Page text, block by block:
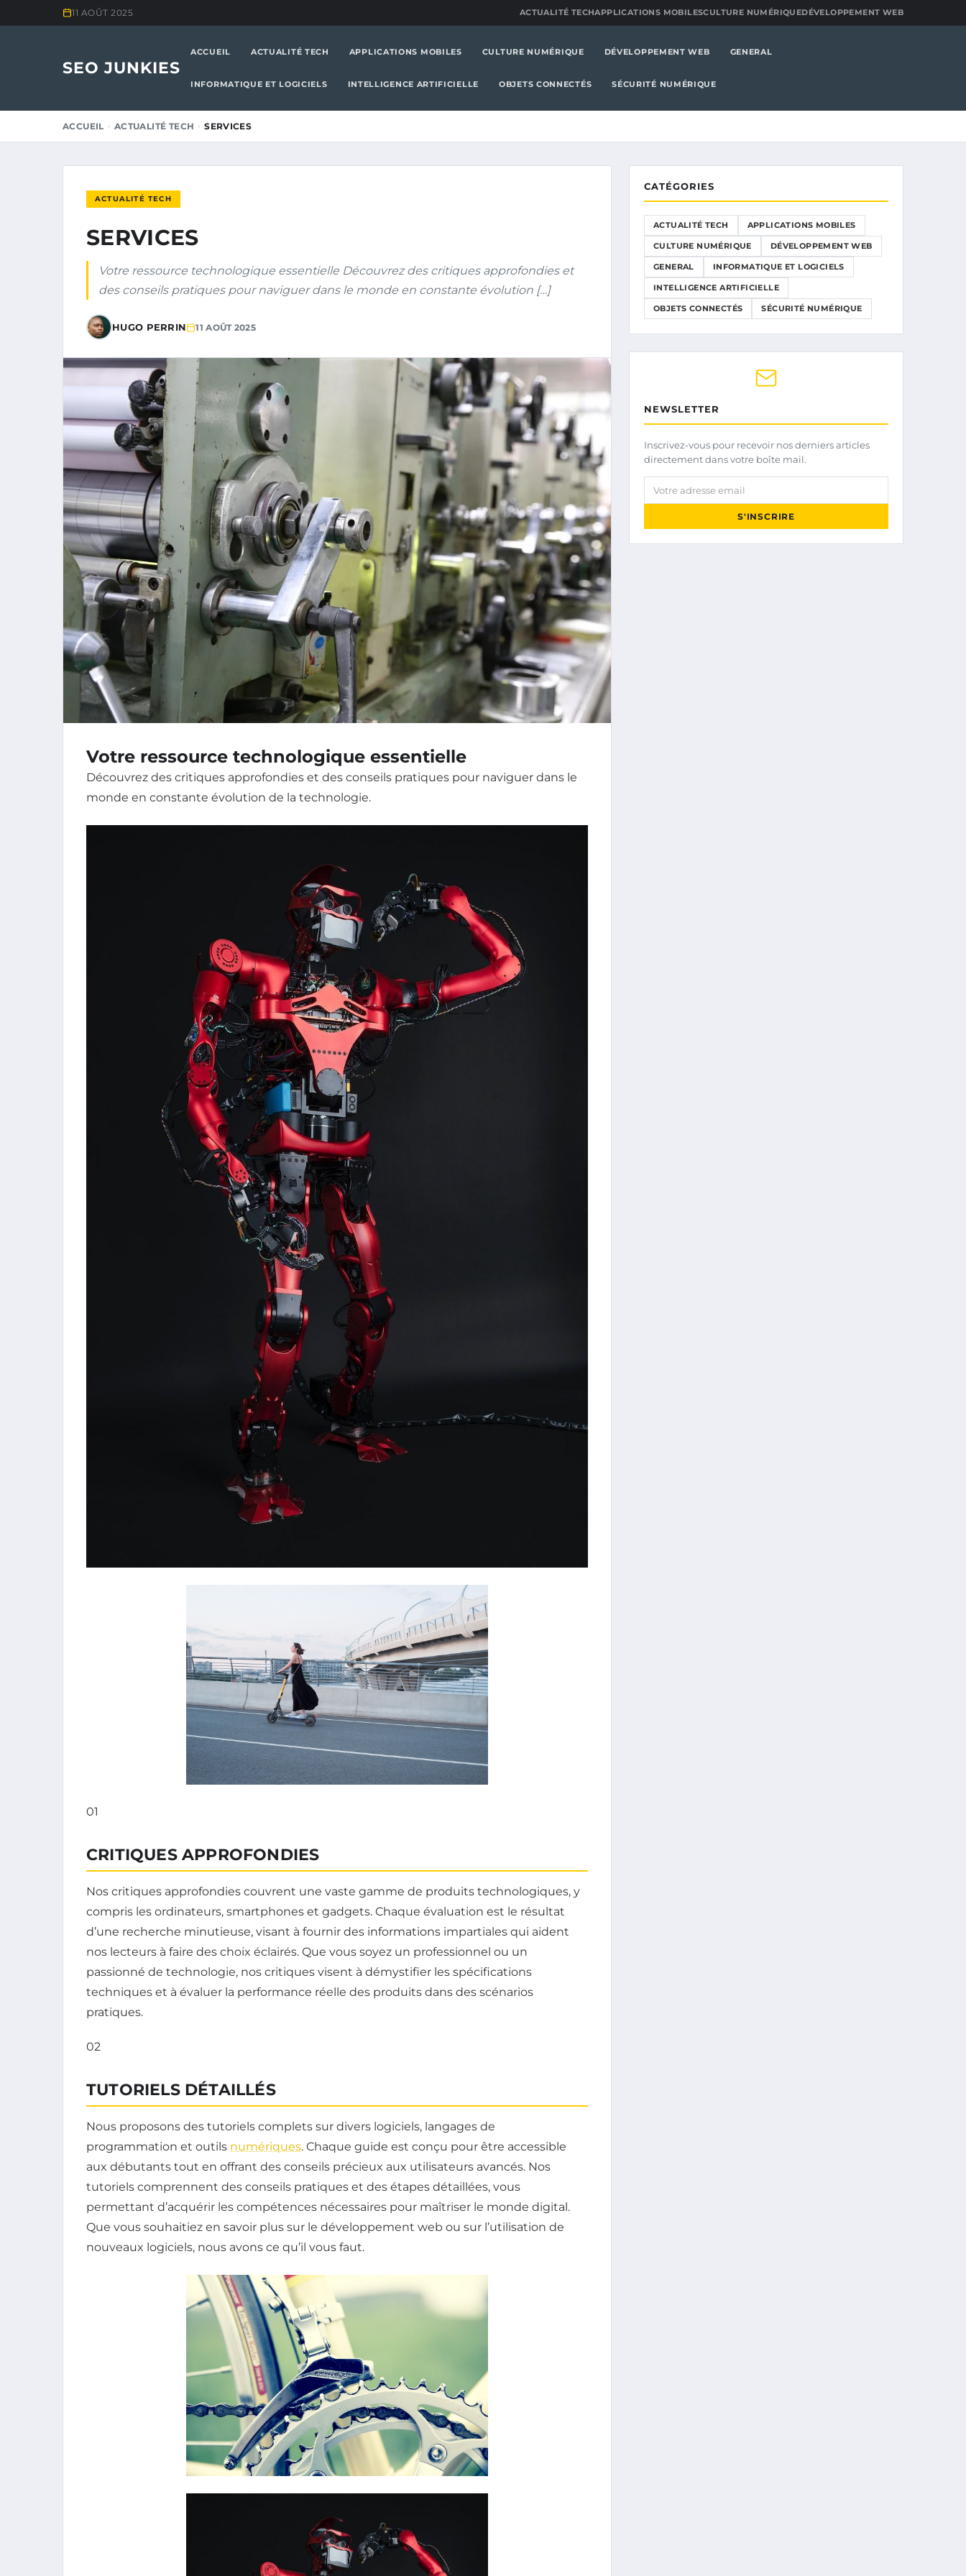
11 AOÛT 2025 ACTUALITÉ TECHAPPLICATIONS MOBILESCULTURE NUMÉRIQUEDÉVELOPPEMENT WEB
SEO JUNKIES
ACCUEIL ACTUALITÉ TECH APPLICATIONS MOBILES CULTURE NUMÉRIQUE DÉVELOPPEMENT WEB GENERAL
INFORMATIQUE ET LOGICIELS INTELLIGENCE ARTIFICIELLE OBJETS CONNECTÉS SÉCURITÉ NUMÉRIQUE
ACCUEIL ACTUALITÉ TECH SERVICES
ACTUALITÉ TECH
SERVICES
Votre ressource technologique essentielle Découvrez des critiques approfondies et
des conseils pratiques pour naviguer dans le monde en constante évolution […]
HUGO PERRIN 11 AOÛT 2025
Votre ressource technologique essentielle
Découvrez des critiques approfondies et des conseils pratiques pour naviguer dans le
monde en constante évolution de la technologie.
01
CRITIQUES APPROFONDIES
Nos critiques approfondies couvrent une vaste gamme de produits technologiques, y
compris les ordinateurs, smartphones et gadgets. Chaque évaluation est le résultat
d’une recherche minutieuse, visant à fournir des informations impartiales qui aident
nos lecteurs à faire des choix éclairés. Que vous soyez un professionnel ou un
passionné de technologie, nos critiques visent à démystifier les spécifications
techniques et à évaluer la performance réelle des produits dans des scénarios
pratiques.
02
TUTORIELS DÉTAILLÉS
Nous proposons des tutoriels complets sur divers logiciels, langages de
programmation et outils numériques. Chaque guide est conçu pour être accessible
aux débutants tout en offrant des conseils précieux aux utilisateurs avancés. Nos
tutoriels comprennent des conseils pratiques et des étapes détaillées, vous
permettant d’acquérir les compétences nécessaires pour maîtriser le monde digital.
Que vous souhaitiez en savoir plus sur le développement web ou sur l’utilisation de
nouveaux logiciels, nous avons ce qu’il vous faut.
CATÉGORIES
ACTUALITÉ TECH APPLICATIONS MOBILES
CULTURE NUMÉRIQUE DÉVELOPPEMENT WEB
GENERAL INFORMATIQUE ET LOGICIELS
INTELLIGENCE ARTIFICIELLE
OBJETS CONNECTÉS SÉCURITÉ NUMÉRIQUE
NEWSLETTER
Inscrivez-vous pour recevoir nos derniers articles
directement dans votre boîte mail.
Votre adresse email
S'INSCRIRE